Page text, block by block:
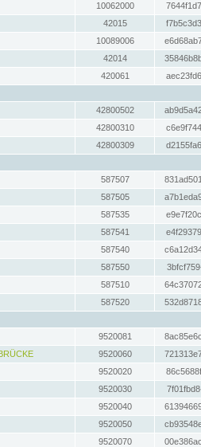
10062000
42015
10089006
42014
420061
42800502
42800310
42800309
587507
587505
587535
587541
587540
587550
587510
587520
9520081
9520060
9520020
9520030
9520040
9520050
9520070